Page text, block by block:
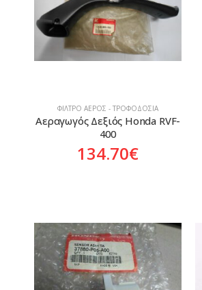
ΦΊΛΤΡΟ ΑΈΡΟΣ - ΤΡΟΦΟΔΟΣΊΑ
Αεραγωγός Δεξιός Honda RVF-
400
134.70€